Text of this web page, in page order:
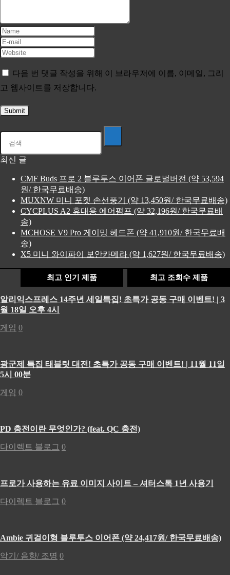
다음 번 댓글 작성을 위해 이 브라우저에 이름, 이메일, 그리
고 웹사이트를 저장합니다.
최신 글
CMF Buds 프로 2 블루투스 이어폰 글로벌버전 (약 53,594
원/ 한국무료배송)
MUXNW 미니 포켓 손선풍기 (약 13,450원/ 한국무료배송)
CYCPLUS A2 휴대용 에어펌프 (약 32,196원/ 한국무료배
송)
MCHOSE V9 Pro 게이밍 헤드폰 (약 41,910원/ 한국무료배
송)
X5 미니 와이파이 보안카메라 (약 1,627원/ 한국무료배송)
최고 인기 제품 최고 조회수 제품
알리익스프레스 14주년 세일특집! 초특가 공동 구매 이벤트! | 3
월 18일 오후 4시
게임 0
광군제 특집 태블릿 대전! 초특가 공동 구매 이벤트! | 11월 11일
5시 00분
게임 0
PD 충전이란 무엇인가? (feat. QC 충전)
다이렉트 블로그 0
프로가 사용하는 유료 이미지 사이트 – 셔터스톡 1년 사용기
다이렉트 블로그 0
Ambie 귀걸이형 블루투스 이어폰 (약 24,417원/ 한국무료배송)
악기/ 음향/ 조명 0